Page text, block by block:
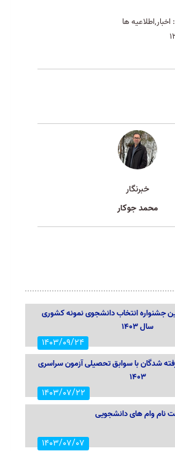
اخبار,اطلاعیه ها
خبرنگار
محمد جوکار
1403/09/24
جشنواره انتخاب دانشجوی نمونه کشوری
سال ۱۴۰۳
1403/07/22
شدگان با سوابق تحصیلی آزمون سراسری
1403
1403/07/07
نام وام های دانشجویی